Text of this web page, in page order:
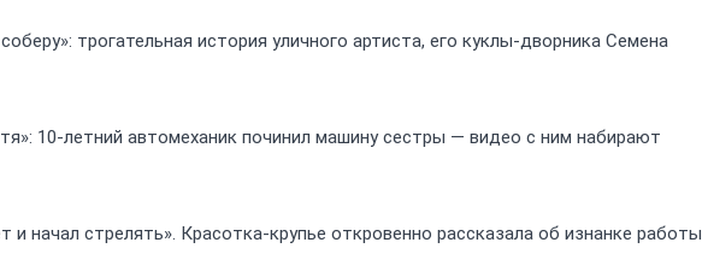
трогательная история уличного артиста, его куклы-дворника Семена
10-летний автомеханик починил машину сестры — видео с ним набирают
и начал стрелять». Красотка-крупье откровенно рассказала об изнанке работы